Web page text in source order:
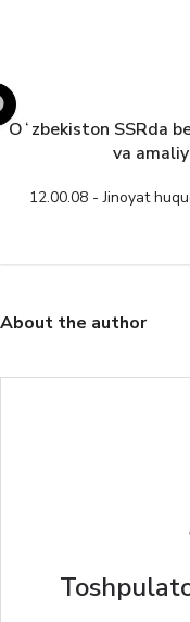
Oʻzbekiston SSRda
va
12.00.08 - Jinoyat
About the author